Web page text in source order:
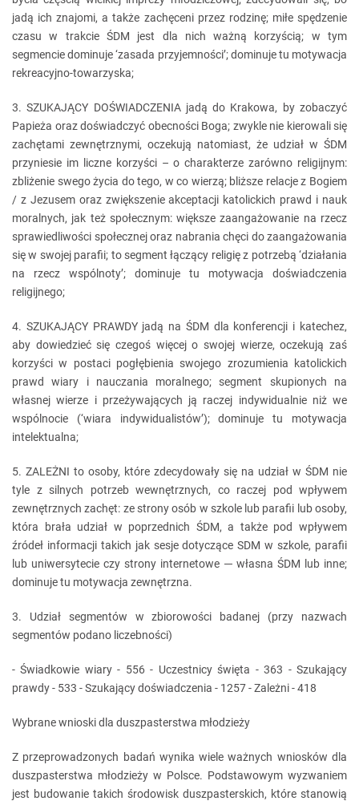
jadą ich znajomi, a także zachęceni przez rodzinę; miłe spędzenie
czasu w trakcie ŚDM jest dla nich ważną korzyścią; w tym
segmencie dominuje ‘zasada przyjemności’; dominuje tu motywacja
rekreacyjno-towarzyska;
3. SZUKAJĄCY DOŚWIADCZENIA jadą do Krakowa, by zobaczyć
Papieża oraz doświadczyć obecności Boga; zwykle nie kierowali się
zachętami zewnętrznymi, oczekują natomiast, że udział w ŚDM
przyniesie im liczne korzyści – o charakterze zarówno religijnym:
zbliżenie swego życia do tego, w co wierzą; bliższe relacje z Bogiem
/ z Jezusem oraz zwiększenie akceptacji katolickich prawd i nauk
moralnych, jak też społecznym: większe zaangażowanie na rzecz
sprawiedliwości społecznej oraz nabrania chęci do zaangażowania
się w swojej parafii; to segment łączący religię z potrzebą ‘działania
na rzecz wspólnoty’; dominuje tu motywacja doświadczenia
religijnego;
4. SZUKAJĄCY PRAWDY jadą na ŚDM dla konferencji i katechez,
aby dowiedzieć się czegoś więcej o swojej wierze, oczekują zaś
korzyści w postaci pogłębienia swojego zrozumienia katolickich
prawd wiary i nauczania moralnego; segment skupionych na
własnej wierze i przeżywających ją raczej indywidualnie niż we
wspólnocie (‘wiara indywidualistów’); dominuje tu motywacja
intelektualna;
5. ZALEŻNI to osoby, które zdecydowały się na udział w ŚDM nie
tyle z silnych potrzeb wewnętrznych, co raczej pod wpływem
zewnętrznych zachęt: ze strony osób w szkole lub parafii lub osoby,
która brała udział w poprzednich ŚDM, a także pod wpływem
źródeł informacji takich jak sesje dotyczące SDM w szkole, parafii
lub uniwersytecie czy strony internetowe ─ własna ŚDM lub inne;
dominuje tu motywacja zewnętrzna.
3. Udział segmentów w zbiorowości badanej (przy nazwach
segmentów podano liczebności)
- Świadkowie wiary - 556 - Uczestnicy święta - 363 - Szukający
prawdy - 533 - Szukający doświadczenia - 1257 - Zależni - 418
Wybrane wnioski dla duszpasterstwa młodzieży
Z przeprowadzonych badań wynika wiele ważnych wniosków dla
duszpasterstwa młodzieży w Polsce. Podstawowym wyzwaniem
jest budowanie takich środowisk duszpasterskich, które stanowią